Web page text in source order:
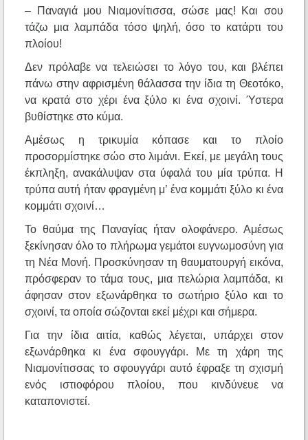
– Παναγιά μου Νιαμονίτισσα, σώσε μας! Και σου
τάζω μια λαμπάδα τόσο ψηλή, όσο το κατάρτι του
πλοίου!
Δεν πρόλαβε να τελειώσει το λόγο του, και βλέπει
πάνω στην αφρισμένη θάλασσα την ίδια τη Θεοτόκο,
να κρατά στο χέρι ένα ξύλο κι ένα σχοινί. Ύστερα
βυθίστηκε στο κύμα.
Αμέσως η τρικυμία κόπασε και το πλοίο
προσορμίστηκε σώο στο λιμάνι. Εκεί, με μεγάλη τους
έκπληξη, ανακάλυψαν στα ύφαλά του μία τρύπα. Η
τρύπα αυτή ήταν φραγμένη μ’ ένα κομμάτι ξύλο κι ένα
κομμάτι σχοινί…
Το θαύμα της Παναγίας ήταν ολοφάνερο. Αμέσως
ξεκίνησαν όλο το πλήρωμα γεμάτοι ευγνωμοσύνη για
τη Νέα Μονή. Προσκύνησαν τη θαυματουργή εικόνα,
πρόσφεραν το τάμα τους, μια πελώρια λαμπάδα, κι
άφησαν στον εξωνάρθηκα το σωτήριο ξύλο και το
σχοινί, τα οποία σώζονται εκεί μέχρι και σήμερα.
Για την ίδια αιτία, καθώς λέγεται, υπάρχει στον
εξωνάρθηκα κι ένα σφουγγάρι. Με τη χάρη της
Νιαμονίτισσας το σφουγγάρι αυτό έφραξε τη σχισμή
ενός ιστιοφόρου πλοίου, που κινδύνευε να
καταπονιστεί.